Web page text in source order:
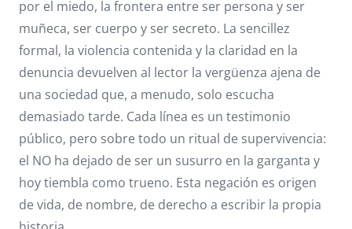
por el miedo, la frontera entre ser persona y ser
muñeca, ser cuerpo y ser secreto. La sencillez
formal, la violencia contenida y la claridad en la
denuncia devuelven al lector la vergüenza ajena de
una sociedad que, a menudo, solo escucha
demasiado tarde. Cada línea es un testimonio
público, pero sobre todo un ritual de supervivencia:
el NO ha dejado de ser un susurro en la garganta y
hoy tiembla como trueno. Esta negación es origen
de vida, de nombre, de derecho a escribir la propia